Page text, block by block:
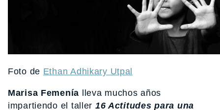
Foto de Ethan Adhikary Utpal
Marisa Femenía lleva muchos años
impartiendo el taller 16 Actitudes para una